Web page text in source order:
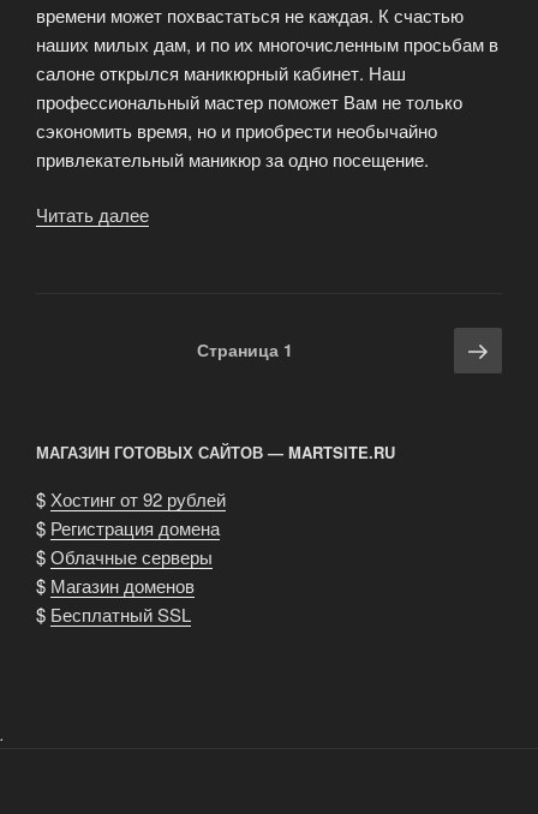
времени может похвастаться не каждая. К счастью
наших милых дам, и по их многочисленным просьбам в
салоне открылся маникюрный кабинет. Наш
профессиональный мастер поможет Вам не только
сэкономить время, но и приобрести необычайно
привлекательный маникюр за одно посещение.
Читать далее
требуютСтраница 1
МАГАЗИН ГОТОВЫХ САЙТОВ — MARTSITE.RU
$ Хостинг от 92 рублей
$ Регистрация домена
$Облачные серверы
$ Магазин доменов
$ Бесплатный SSL
.